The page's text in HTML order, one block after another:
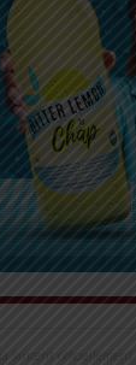
lancent officiellement